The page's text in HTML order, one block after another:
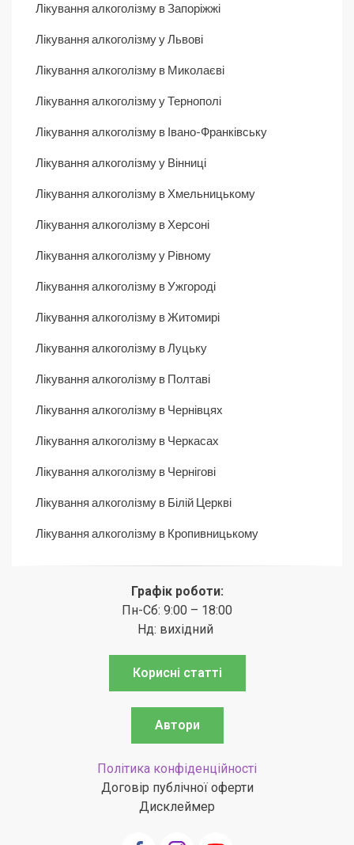
Лікування алкоголізму в Запоріжжі
Лікування алкоголізму у Львові
Лікування алкоголізму в Миколаєві
Лікування алкоголізму у Тернополі
Лікування алкоголізму в Івано-Франківську
Лікування алкоголізму у Вінниці
Лікування алкоголізму в Хмельницькому
Лікування алкоголізму в Херсоні
Лікування алкоголізму у Рівному
Лікування алкоголізму в Ужгороді
Лікування алкоголізму в Житомирі
Лікування алкоголізму в Луцьку
Лікування алкоголізму в Полтаві
Лікування алкоголізму в Чернівцях
Лікування алкоголізму в Черкасах
Лікування алкоголізму в Чернігові
Лікування алкоголізму в Білій Церкві
Лікування алкоголізму в Кропивницькому
Графік роботи:
Пн-Сб: 9:00 – 18:00
Нд: вихідний
Корисні статті
Автори
Політика конфіденційності
Договір публічної оферти
Дисклеймер